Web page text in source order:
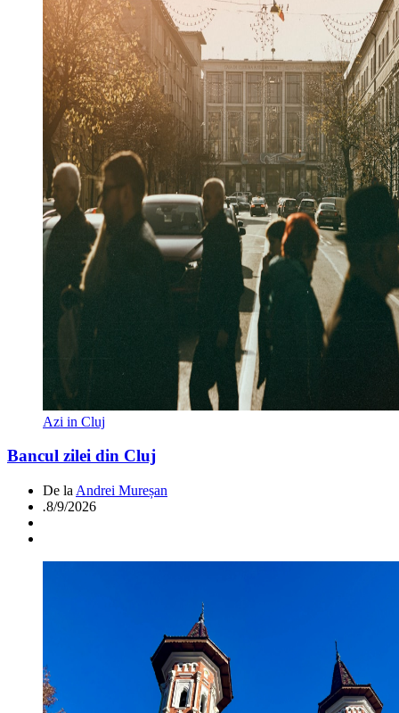
Azi in Cluj
Bancul zilei din Cluj
De la Andrei Mureșan
.8/9/2026